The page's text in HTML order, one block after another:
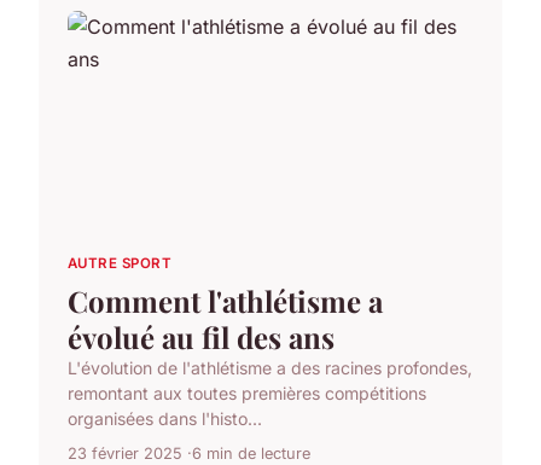
AUTRE SPORT
Comment l'athlétisme a
évolué au fil des ans
L'évolution de l'athlétisme a des racines profondes,
remontant aux toutes premières compétitions
organisées dans l'histo...
23 février 2025 6 min de lecture